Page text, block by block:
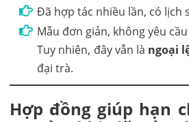
Đã hợp tác nhiều lần, có lịch
Mẫu đơn giản, không yêu
Tuy nhiên, đây vẫn là ngoại
đại trà.
Hợp đồng giúp hạn